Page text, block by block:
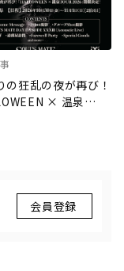
の狂乱の夜が再び！
× 温泉